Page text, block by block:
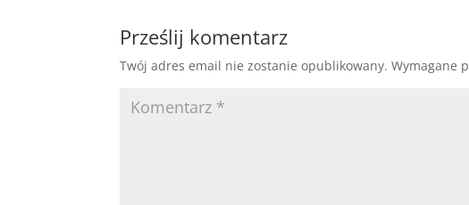
Prześlij komentarz
Twój adres email nie zostanie opublikowany. Wymagane